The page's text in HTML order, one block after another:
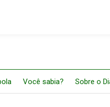
Você sabia? Sobre o